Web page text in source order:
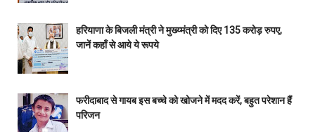
हरियाणा के बिजली मंत्री ने मुख्य्मंत्री को दिए 135 करोड़ रुपए,
जानें कहाँ से आये ये रूपये
फरीदाबाद से गायब इस बच्चे को खोजने में मदद करें, बहुत परेशान हैं
परिजन